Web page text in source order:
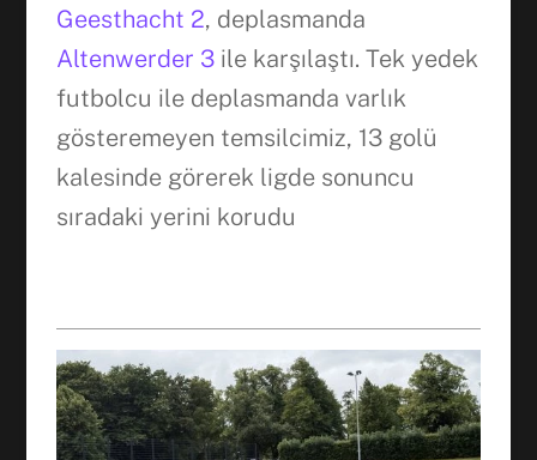
Geesthacht 2, deplasmanda
Altenwerder 3ile karşılaştı. Tek yedek
futbolcu ile deplasmanda varlık
gösteremeyen temsilcimiz, 13 golü
kalesinde görerek ligde sonuncu
sıradaki yerini korudu